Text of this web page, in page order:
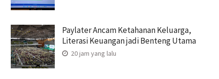
Paylater Ancam Ketahanan Keluarga,
Literasi Keuangan jadi Benteng Utama
20 jam yang lalu